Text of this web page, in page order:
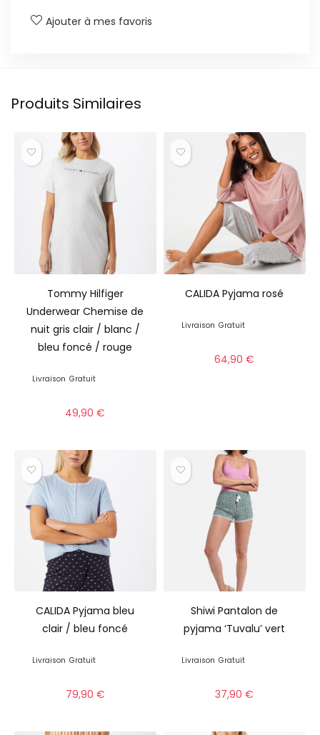
Ajouter à mes favoris
Produits Similaires
Tommy Hilfiger
Underwear Chemise de
nuit gris clair / blanc /
bleu foncé / rouge
Livraison Gratuit
49,90€
CALIDA Pyjama rosé
Livraison Gratuit
64,90€
CALIDA Pyjama bleu
clair / bleu foncé
Livraison Gratuit
79,90 €
Shiwi Pantalon de
pyjama ‘Tuvalu’ vert
Livraison Gratuit
37,90€